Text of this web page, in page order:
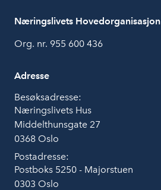
Næringslivets Hovedorganisasjon
Org. nr. 955 600 436
Adresse
Besøksadresse:
Næringslivets Hus
Middelthunsgate 27
0368 Oslo
Postadresse:
Postboks 5250 - Majorstuen
0303 Oslo